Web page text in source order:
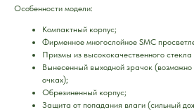
Особенности модели:
Компактный корпус;
Фирменное многослойное SMC
Призмы из высококачественного
Вынесенный выходной зрачок
очках);
Обрезиненный корпус;
Защита от попадания влаги (сильный